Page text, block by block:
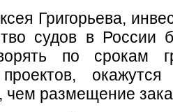
Григорьева,
судов в России
по срокам
размещение